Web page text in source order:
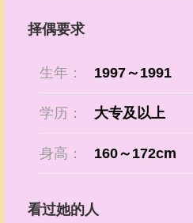
择偶要求
生年： 1997～1991
学历： 大专及以上
身高： 160～172cm
看过她的人